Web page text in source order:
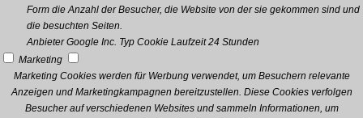
Form die Anzahl der Besucher, die Website von der sie gekommen sind und
die besuchten Seiten.
Anbieter Google Inc. Typ Cookie Laufzeit 24 Stunden
Marketing
Marketing Cookies werden für Werbung verwendet, um Besuchern relevante
Anzeigen und Marketingkampagnen bereitzustellen. Diese Cookies verfolgen
Besucher auf verschiedenen Websites und sammeln Informationen, um